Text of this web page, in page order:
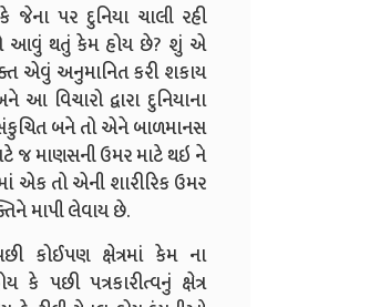
પર દુનિયા ચાલી રહી
આવું થતું કેમ હોય છે? શું એ
એવું અનુમાનિત કરી શકાય
દ્વારા દુનિયાના
બને તો એને બાળમાનસ
જ માણસની ઉમર માટે થઇ ને
એક તો એની શારીરિક ઉમર
માપી લેવાય છે.
કોઈપણ ક્ષેત્રમાં કેમ ના
પછી પત્રકારીત્વનું ક્ષેત્ર